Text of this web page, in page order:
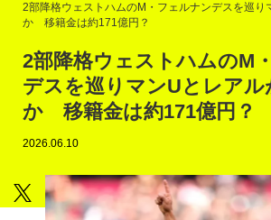
2部降格ウェストハムのM・フェルナンデスを巡り
か 移籍金は約171億円？
2部降格ウェストハムのM
デスを巡りマンUとレアル
か 移籍金は約171億円？
2026.06.10